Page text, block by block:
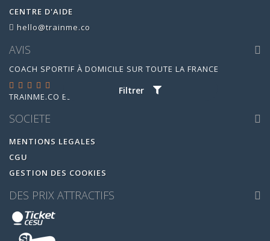
Filtrer
CENTRE D'AIDE
hello@trainme.co
AVIS
COACH SPORTIF À DOMICILE SUR TOUTE LA FRANCE
TRAINME.CO EST ÉVALUÉ 4.95/5 PAR
SOCIETE
MENTIONS LEGALES
CGU
GESTION DES COOKIES
DES PRIX ATTRACTIFS